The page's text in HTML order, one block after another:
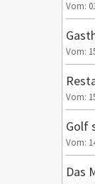
Vom:
Vom:
Vom:
Golf
Vom:
Das